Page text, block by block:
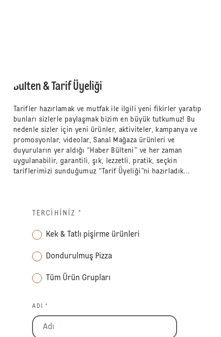
Bülten & Tarif Üyeliği
Tarifler hazırlamak ve mutfak ile ilgili yeni fikirler yaratıp
bunları sizlerle paylaşmak bizim en büyük tutkumuz! Bu
nedenle sizler için yeni ürünler, aktiviteler, kampanya ve
promosyonlar, videolar, Sanal Mağaza ürünleri ve
duyuruların yer aldığı “Haber Bülteni” ve her zaman
uygulanabilir, garantili, şık, lezzetli, pratik, seçkin
tariflerimizi sunduğumuz “Tarif Üyeliği”ni hazırladık...
TERCIHINIZ *
Kek & Tatlı pişirme ürünleri
Dondurulmuş Pizza
Tüm Ürün Grupları
ADI *